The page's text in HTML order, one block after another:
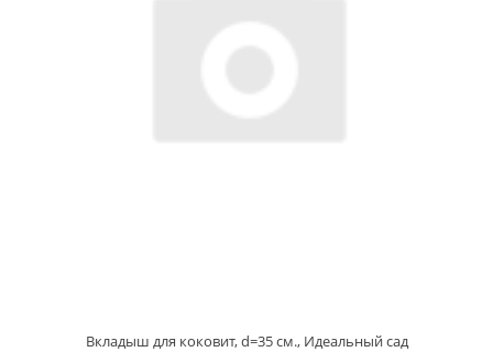
Вкладыш для коковит, d=35 см., Идеальный сад